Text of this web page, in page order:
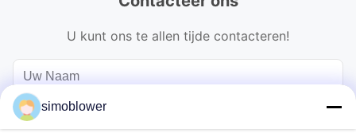
U kunt ons te allen tijde contacteren!
simoblower